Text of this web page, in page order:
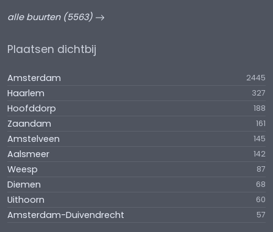
alle buurten (5563)
Plaatsen dichtbij
Amsterdam 2445
Haarlem 327
Hoofddorp 188
Zaandam 161
Amstelveen 145
Aalsmeer 142
Weesp 87
Diemen 68
Uithoorn 60
Amsterdam-Duivendrecht 57